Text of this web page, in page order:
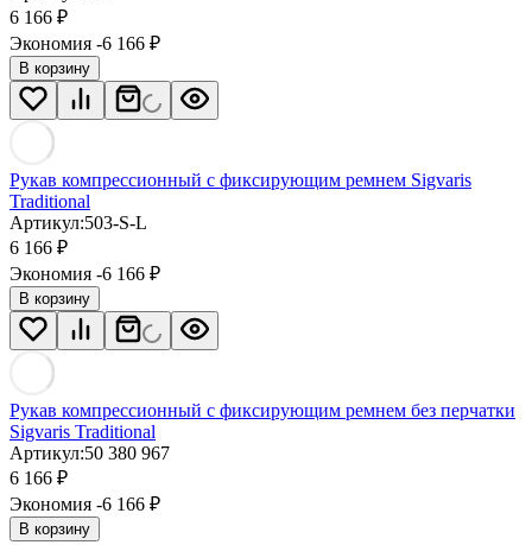
6 166 ₽
Экономия -6 166 ₽
В корзину
Рукав компрессионный с фиксирующим ремнем Sigvaris
Traditional
Артикул:503-S-L
6 166 ₽
Экономия -6 166 ₽
В корзину
Рукав компрессионный с фиксирующим ремнем без перчатки
Sigvaris Traditional
Артикул:50 380 967
6 166 ₽
Экономия -6 166 ₽
В корзину